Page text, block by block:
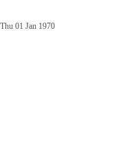
Thu 01 Jan 1970